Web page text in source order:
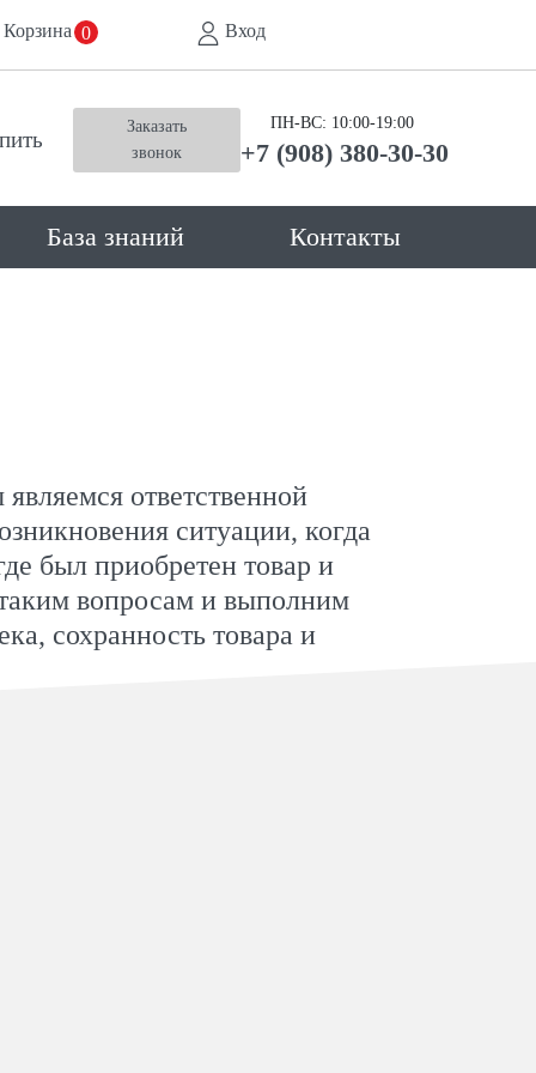
Корзина 0 Вход
Заказать
звонок
ПН-ВС: 10:00-19:00
+7 (908) 380-30-30
База знаний Контакты
ответственной
ситуации, когда
был приобретен товар и
вопросам и выполним
сохранность товара и